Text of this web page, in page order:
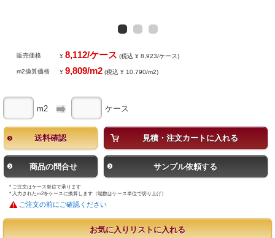
販売価格 ¥8,112/ケース (税込 ¥ 8,923/ケース)
m2換算価格 ¥9,809/m2 (税込 ¥ 10,790/m2)
m2 ケース
送料確認 見積・注文カートに入れる
商品の問合せ サンプル依頼する
* ご注文はケース単位で承ります
* 入力されたm2をケースに換算します（端数はケース単位で切り上げ）
ご注文の前にご確認ください
お気に入りリストに入れる